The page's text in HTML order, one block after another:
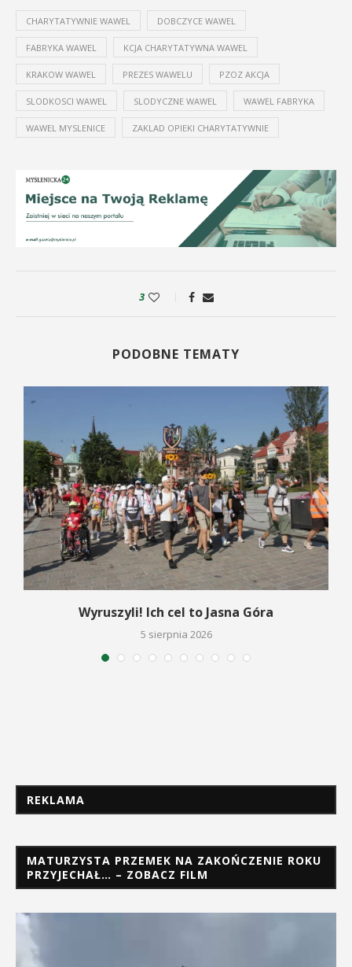
CHARYTATYWNIE WAWEL DOBCZYCE WAWEL
FABRYKA WAWEL KCJA CHARYTATYWNA WAWEL
KRAKOW WAWEL PREZES WAWELU PZOZ AKCJA
SLODKOSCI WAWEL SLODYCZNE WAWEL WAWEL FABRYKA
WAWEL MYSLENICE ZAKLAD OPIEKI CHARYTATYWNIE
3
PODOBNE TEMATY
Wyruszyli! Ich cel to Jasna Góra
5 sierpnia 2026
REKLAMA
MATURZYSTA PRZEMEK NA ZAKOŃCZENIE ROKU
PRZYJECHAŁ… – ZOBACZ FILM
Odtwarzacz